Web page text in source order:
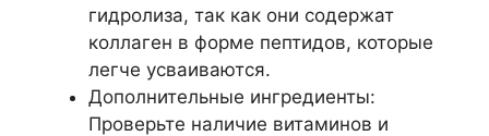
гидролиза, так как они содержат
коллаген в форме пептидов, которые
легче усваиваются.
Дополнительные ингредиенты:
Проверьте наличие витаминов и